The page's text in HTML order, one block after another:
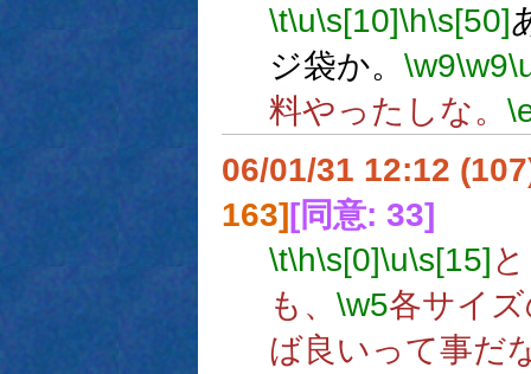
\t\u\s[10]\h\s[50]
ジ袋か。 \w9\w9
料やったしな。
06/01/31 12:12
163][同意: 33]
\t\h\s[0]\u\s[15]
も、 \w5各サイ
ば良いって事だ